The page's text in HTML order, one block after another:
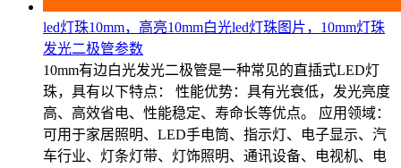
led灯珠10mm，高亮10mm白光led灯珠图片，10mm灯珠
发光二极管参数
10mm有边白光发光二极管是一种常见的直插式LED灯
珠，具有以下特点： 性能优势：具有光衰低，发光亮度
高、高效省电、性能稳定、寿命长等优点。 应用领域：
可用于家居照明、LED手电筒、指示灯、电子显示、汽
车行业、灯条灯带、灯饰照明、通讯设备、电视机、电